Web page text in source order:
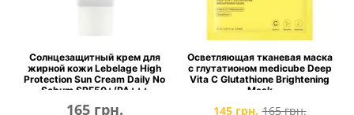
Солнцезащитный крем для
жирной кожи Lebelage High
Protection Sun Cream Daily No
Sebum SPF50+/PA+++
165 грн.
Осветляющая тканевая маска
с глутатионом medicube Deep
Vita C Glutathione Brightening
Mask
145 грн. 165 грн.